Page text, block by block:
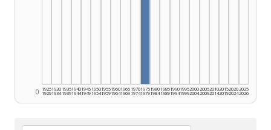
0 1925
1929
1930
1934
1935
1939
1940
1944
1945
1949
1950
1954
1955
1959
1960
1964
1965
1969
1970
1974
1975
1979
1980
1984
1985
1989
1990
1994
1995
1999
2000
2004
2005
2009
2010
2014
2015
2019
2020
2024
2025
2026